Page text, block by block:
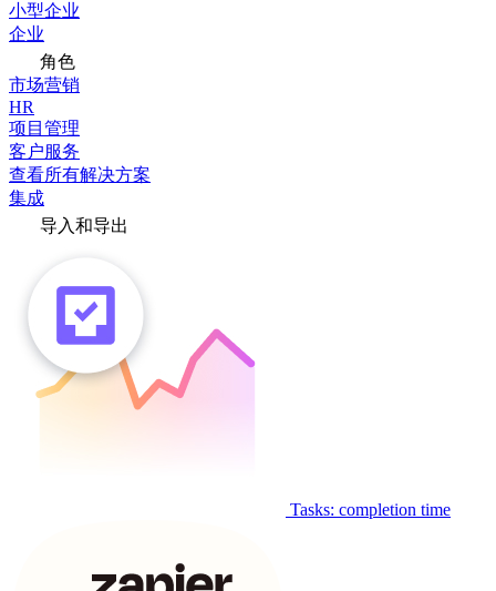
小型企业
企业
角色
市场营销
HR
项目管理
客户服务
查看所有解决方案
集成
导入和导出
Tasks: completion time